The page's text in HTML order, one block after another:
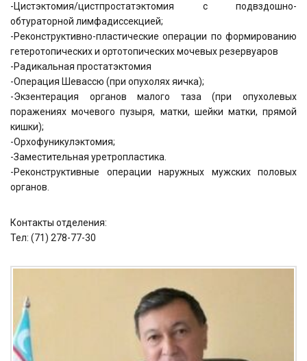
-Цистэктомия/цистпростатэктомия с подвздошно-
обтураторной лимфадиссекцией;
-Реконструктивно-пластические операции по формированию
гетеротопических и ортотопических мочевых резервуаров
-Радикальная простатэктомия
-Операция Шевассю (при опухолях яичка);
-Экзентерация органов малого таза (при опухолевых
поражениях мочевого пузыря, матки, шейки матки, прямой
кишки);
-Орхофуникулэктомия;
-Заместительная уретропластика.
-Реконструктивные операции наружных мужских половых
органов.
Контакты отделения:
Тел: (71) 278-77-30